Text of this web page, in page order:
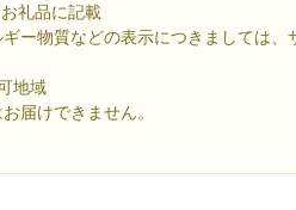
礼品に記載
ー物質などの表示につきましては、
地域
届けできません。